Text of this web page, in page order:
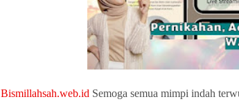
Bismillahsah.web.id Semoga semua mimpi indah